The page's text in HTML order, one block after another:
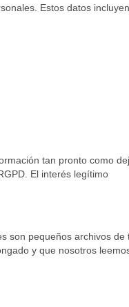
Estos datos
tan pronto como
El interés legítimo
son pequeños archivos de
y que nosotros